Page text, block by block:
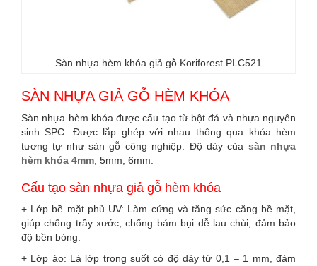
Sàn nhựa hèm khóa giả gỗ Koriforest PLC521
SÀN NHỰA GIẢ GỖ HÈM KHÓA
Sàn nhựa hèm khóa được cấu tạo từ bột đá và nhựa nguyên
sinh SPC. Được lắp ghép với nhau thông qua khóa hèm
tương tự như sàn gỗ công nghiệp. Độ dày của sàn nhựa
hèm khóa 4mm , 5mm, 6mm.
Cấu tạo sàn nhựa giả gỗ hèm khóa
+ Lớp bề mặt phủ UV: Làm cứng và tăng sức căng bề mặt,
giúp chống trầy xước, chống bám bụi dễ lau chùi, đảm bảo
độ bền bóng.
+ Lớp áo: Là lớp trong suốt có độ dày từ 0,1 – 1 mm, đảm